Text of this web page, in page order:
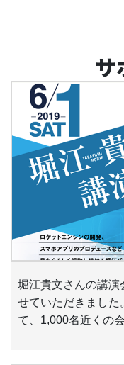
サ
堀江貴文さんの講演
せていただきました
て、1,000名近くの